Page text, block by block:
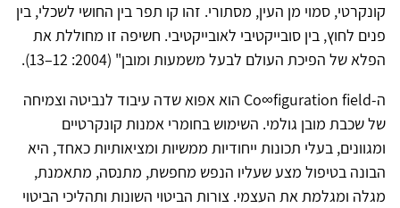
קונקרטי, סמוי מן העין, מסתורי. זהו קו תפר בין החושי לשכלי, בין
פנים לחוץ, בין סובייקטיבי לאובייקטיבי. חשיפה זו מחוללת את
הפלא של הפיכת העולם לבעל משמעות ומובן" (2004: 12–13).
ה-Co∞figuration field הוא אפוא שדה עיבוד לנביטה וצמיחה
של שכבת מובן גולמי. השימוש בחומרי אמנות קונקרטיים
ומגוונים, בעלי תכונות ייחודיות ממשיות ומציאותיות כאחד, היא
הבונה בטיפול מצע שעליו הנפש מחפשת, מתנסה, מתאמנת,
מגלה ומגלמת את העצמי. צורות הביטוי השונות ותהליכי הביטוי